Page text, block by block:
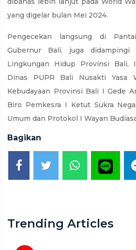
yang digelar bulan Mei 2024.
Pengecekan langsung di
Gubernur Bali, juga didampingi
Lingkungan Hidup Provinsi Bali,
Dinas PUPR Bali Nusakti Yasa
Kebudayaan Provinsi Bali I Gede
Biro Pemkesra I Ketut Sukra
Umum dan Protokol I Wayan
Bagikan
Trending Articles